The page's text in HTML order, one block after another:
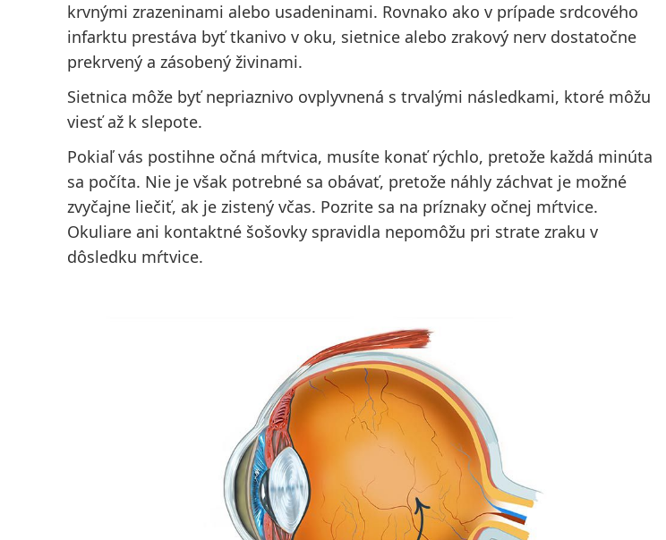
krvnými zrazeninami alebo usadeninami. Rovnako ako v prípade srdcového
infarktu prestáva byť tkanivo v oku, sietnice alebo zrakový nerv dostatočne
prekrvený a zásobený živinami.
Sietnica môže byť nepriaznivo ovplyvnená s trvalými následkami, ktoré môžu
viesť až k slepote.
Pokiaľ vás postihne očná mŕtvica, musíte konať rýchlo, pretože každá minúta
sa počíta. Nie je však potrebné sa obávať, pretože náhly záchvat je možné
zvyčajne liečiť, ak je zistený včas. Pozrite sa na príznaky očnej mŕtvice.
Okuliare ani kontaktné šošovky spravidla nepomôžu pri strate zraku v
dôsledku mŕtvice.